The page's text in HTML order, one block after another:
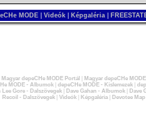
MODE Videók Képgaléria
Magyar depeCHe MODE Portál
Magyar depeCHe
MODE - Albumok| depeCHe MODE - Kislemezek|
Lee Gore - Dalszövegek| Dave Gahan - Albumok|
Dave
Recoil - Dalszövegek| Videók| Képgaléria| Devotee Map